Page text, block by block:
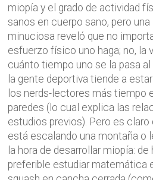
miopía y el grado de actividad
sanos en cuerpo sano, pero
minuciosa reveló que no
esfuerzo físico uno haga; no, la
cuánto tiempo uno se la pasa
la gente deportiva tiende a
los nerds-lectores más tiempo
paredes (lo cual explica las
estudios previos). Pero es claro
está escalando una montaña o
la hora de desarrollar miopía:
preferible estudiar matemática